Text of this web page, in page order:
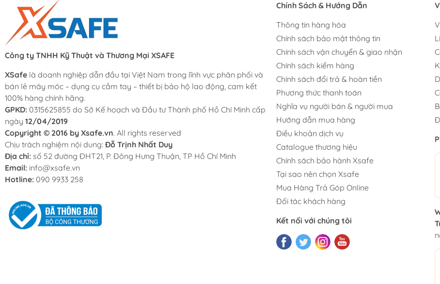
Công ty TNHH Kỹ Thuật và Thương Mại XSAFE
XSafe là doanh nghiệp dẫn đầu tại Việt Nam trong lĩnh vực phân phối và
bán lẻ máy móc – dụng cụ cầm tay – thiết bị bảo hộ lao động, cam kết
100% hàng chính hãng.
GPKD: 0315625855 do Sở Kế hoạch và Đầu tư Thành phố Hồ Chí Minh cấp
ngày 12/04/2019
Copyright © 2016 by Xsafe.vn. All rights reserved
Chịu trách nghiệm nội dung: Đỗ Trịnh Nhất Duy
Địa chỉ: số 52 đường ĐHT21, P. Đông Hưng Thuận, TP Hồ Chí Minh
Email: info@xsafe.vn
Hotline: 090 9933 258
Chính Sách & Hướng Dẫn
Thông tin hàng hóa
Chính sách bảo mật thông tin
Chính sách vận chuyển & giao nhận
Chính sách kiểm hàng
Chính sách đổi trả & hoàn tiền
Phương thức thanh toán
Nghĩa vụ người bán & người mua
Hướng dẫn mua hàng
Điều khoản dịch vụ
Catalogue thương hiệu
Chính sách bảo hành Xsafe
Tại sao nên chọn Xsafe
Mua Hàng Trả Góp Online
Đối tác khách hàng
Kết nối với chúng tôi